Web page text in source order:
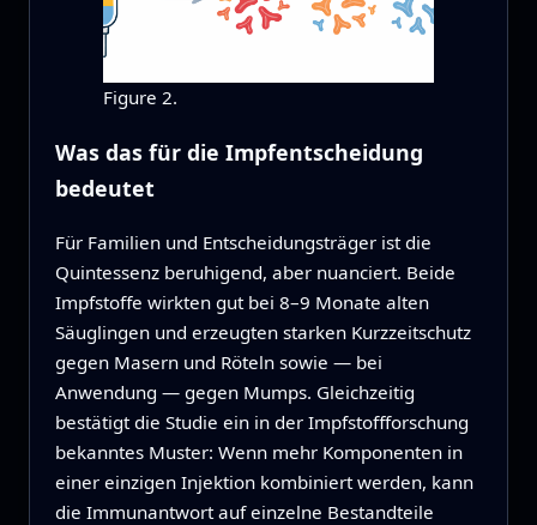
Figure 2.
Was das für die Impfentscheidung
bedeutet
Für Familien und Entscheidungsträger ist die
Quintessenz beruhigend, aber nuanciert. Beide
Impfstoffe wirkten gut bei 8–9 Monate alten
Säuglingen und erzeugten starken Kurzzeitschutz
gegen Masern und Röteln sowie — bei
Anwendung — gegen Mumps. Gleichzeitig
bestätigt die Studie ein in der Impfstoffforschung
bekanntes Muster: Wenn mehr Komponenten in
einer einzigen Injektion kombiniert werden, kann
die Immunantwort auf einzelne Bestandteile